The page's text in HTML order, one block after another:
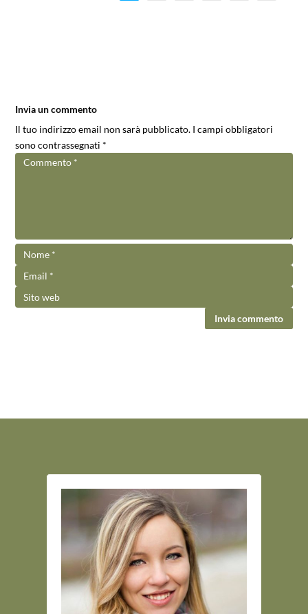
Invia un commento
Il tuo indirizzo email non sarà pubblicato. I campi obbligatori
sono contrassegnati *
Invia commento